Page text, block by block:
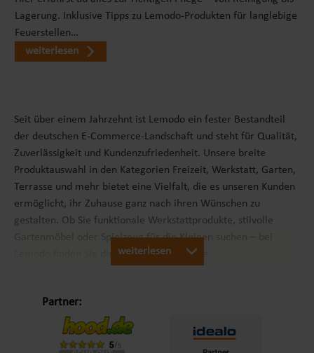
Lagerung. Inklusive Tipps zu Lemodo-Produkten für langlebige
Feuerstellen…
weiterlesen
Seit über einem Jahrzehnt ist Lemodo ein fester Bestandteil
der deutschen E-Commerce-Landschaft und steht für Qualität,
Zuverlässigkeit und Kundenzufriedenheit. Unsere breite
Produktauswahl in den Kategorien Freizeit, Werkstatt, Garten,
Terrasse und mehr bietet eine Vielfalt, die es unseren Kunden
ermöglicht, ihr Zuhause ganz nach ihren Wünschen zu
gestalten. Ob Sie funktionale Werkstattprodukte, stilvolle
Gartenmöbel oder Spielzeug für die Kleinen suchen – bei
Lemodo finden Sie die passenden Produkte.
Mit dem Leitsatz „Schöner Leben in Haus und Garten“ ist es
unser Ziel, das Einkaufserlebnis unserer Kunden in Europa so
weiterlesen
Partner: